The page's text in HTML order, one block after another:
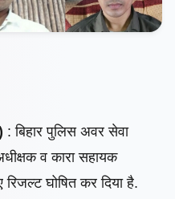
: बिहार पुलिस अवर सेवा
व कारा सहायक
घोषित कर दिया है.